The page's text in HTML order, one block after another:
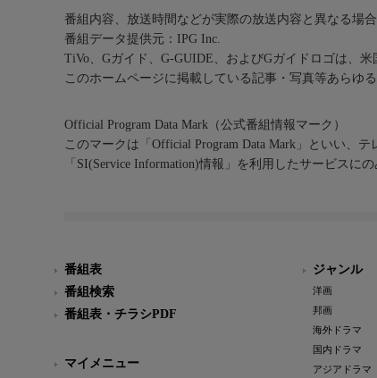
番組内容、放送時間などが実際の放送内容と異なる場合
番組データ提供元：IPG Inc.
TiVo、Gガイド、G-GUIDE、およびGガイドロゴは、
このホームページに掲載している記事・写真等あらゆ
Official Program Data Mark（公式番組情報マーク）
このマークは「Official Program Data Mark」といい、
「SI(Service Information)情報」を利用したサービスに
番組表
番組検索
番組表・チラシPDF
マイメニュー
ジャンル
洋画
邦画
海外ドラマ
国内ドラマ
アジアドラマ